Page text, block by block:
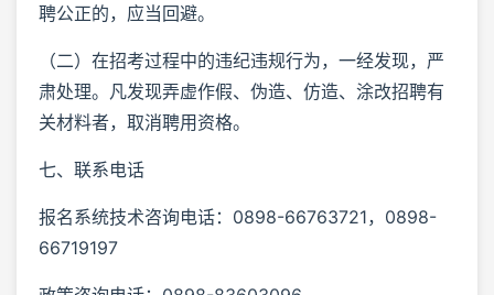
聘公正的，应当回避。
（二）在招考过程中的违纪违规行为，一经发现，严
肃处理。凡发现弄虚作假、伪造、仿造、涂改招聘有
关材料者，取消聘用资格。
七、联系电话
报名系统技术咨询电话：0898-66763721，0898-
66719197